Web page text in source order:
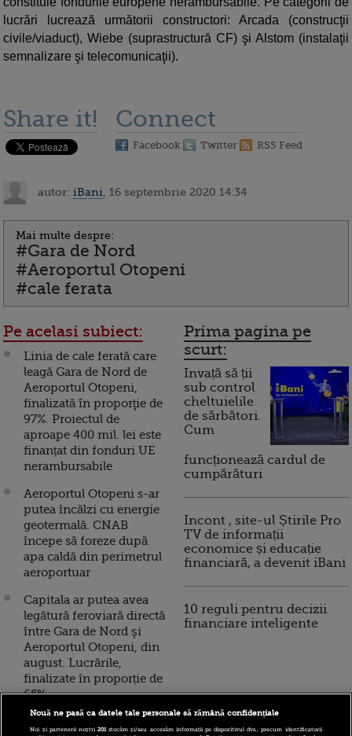
lucrări lucrează următorii constructori: Arcada (construcţii
civile/viaduct), Wiebe (suprastructură CF) şi Alstom (instalaţii
semnalizare şi telecomunicaţii).
Share it! Connect
Facebook Twitter RSS Feed
autor: iBani , 16 septembrie 2020 14:34
Mai multe despre:
#Gara de Nord
#Aeroportul Otopeni
#cale ferata
Pe acelasi subiect:
Linia de cale ferată care
leagă Gara de Nord de
Aeroportul Otopeni,
finalizată în proporţie de
97%. Proiectul de
aproape 400 mil. lei este
finanțat din fonduri UE
nerambursabile
Aeroportul Otopeni s-ar
putea încălzi cu energie
geotermală. CNAB
începe să foreze după
apa caldă din perimetrul
aeroportuar
Capitala ar putea avea
legătură feroviară directă
între Gara de Nord şi
Aeroportul Otopeni, din
august. Lucrările,
finalizate în proporție de
65%
Prima pagina pe
scurt:
Invață să ții
sub control
cheltuielile
de sărbători.
Cum
funcționează cardul de
cumpărături
Incont , site-ul Știrile Pro
TV de informații
economice și educație
financiară, a devenit iBani
10 reguli pentru decizii
financiare inteligente
Nouă ne pasă ca datele tale personale să rămână confidențiale
Noi și partenerii noștri201stocăm și/sau accesăm informații pe dispozitivul dvs., precum identificatorii